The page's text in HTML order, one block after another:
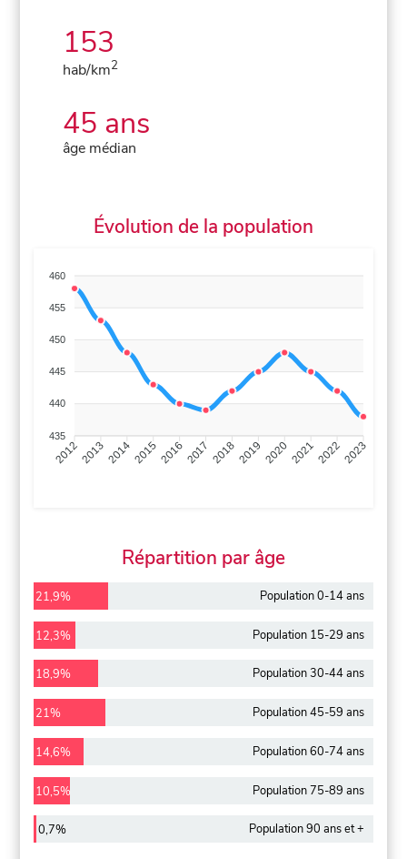
153
hab/km2
45 ans
âge médian
Évolution de la population
460
455
450
445
440
435
201220132014201520162017 20182019 2020202120222023
Répartition par âge
21,9% Population 0-14 ans
12,3% Population 15-29 ans
18,9% Population 30-44 ans
21% Population 45-59 ans
14,6% Population 60-74 ans
10,5% Population 75-89 ans
0,7% Population 90 ans et +